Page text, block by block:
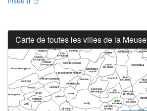
Carte de toutes les villes de la Meuse